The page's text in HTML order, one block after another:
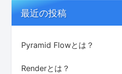
最近の投稿
Pyramid Flowとは？
Renderとは？